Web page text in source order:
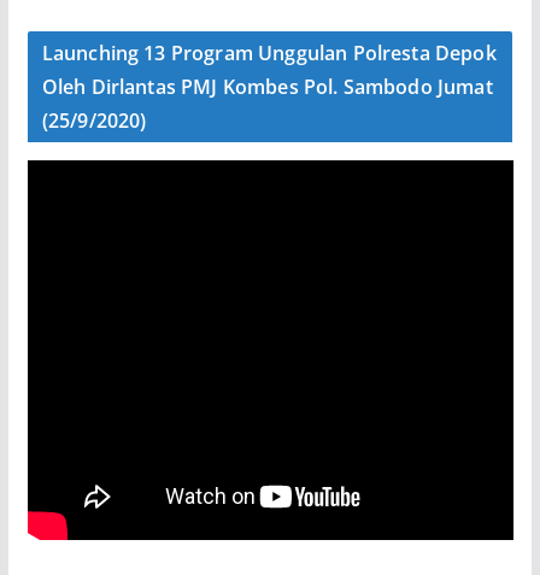
Launching 13 Program Unggulan Polresta Depok
Oleh Dirlantas PMJ Kombes Pol. Sambodo Jumat
(25/9/2020)